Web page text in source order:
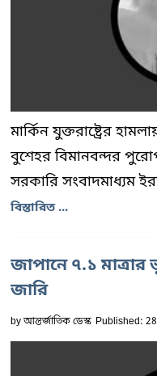
মার্কিন যুক্তরাষ্ট্রের
বুশেহর বিমানবন্দর
সরকারি সংবাদমাধ্যম
বিস্তারিত ...
জাপানে ৭.১
জারি
byআন্তর্জাতিক ডেস্ক Published: